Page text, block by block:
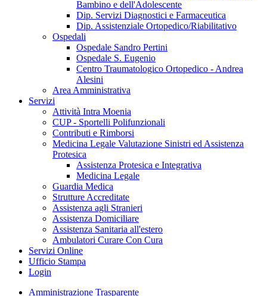
Bambino e dell'Adolescente
Dip. Servizi Diagnostici e Farmaceutica
Dip. Assistenziale Ortopedico/Riabilitativo
Ospedali
Ospedale Sandro Pertini
Ospedale S. Eugenio
Centro Traumatologico Ortopedico - Andrea
Alesini
Area Amministrativa
Servizi
Attività Intra Moenia
CUP - Sportelli Polifunzionali
Contributi e Rimborsi
Medicina Legale Valutazione Sinistri ed Assistenza
Protesica
Assistenza Protesica e Integrativa
Medicina Legale
Guardia Medica
Strutture Accreditate
Assistenza agli Stranieri
Assistenza Domiciliare
Assistenza Sanitaria all'estero
Ambulatori Curare Con Cura
Servizi Online
Ufficio Stampa
Login
Amministrazione Trasparente